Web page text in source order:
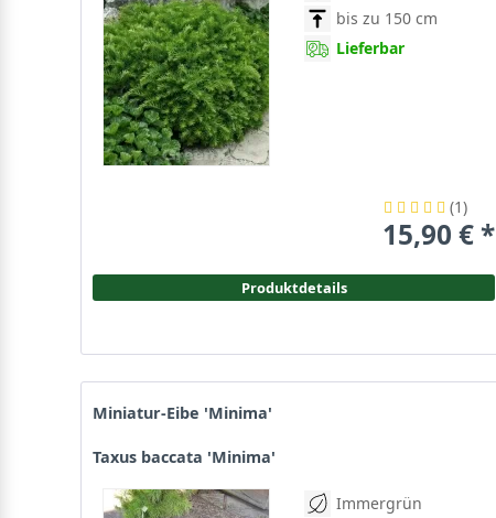
bis zu 150 cm
Lieferbar
(1)
15,90 € *
Produktdetails
Miniatur-Eibe 'Minima'
Taxus baccata 'Minima'
Immergrün